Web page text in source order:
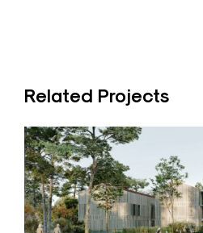
Related Projects